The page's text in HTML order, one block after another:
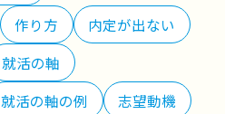
作り方
内定が出ない
就活の軸
就活の軸の例
志望動機